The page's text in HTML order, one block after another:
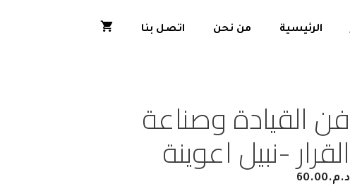
الرئيسية من نحن اتصل بنا
فن القيادة وصناعة
القرار -نبيل اعوينة
د.م.60.00